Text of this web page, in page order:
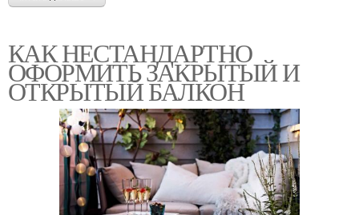
КАК НЕСТАНДАРТНО
ОФОРМИТЬ ЗАКРЫТЫЙ И
ОТКРЫТЫЙ БАЛКОН